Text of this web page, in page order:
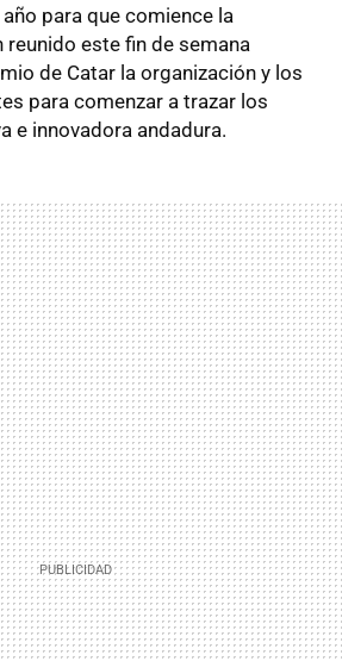
para que comience la
este fin de semana
de Catar la organización y los
para comenzar a trazar los
e innovadora andadura.